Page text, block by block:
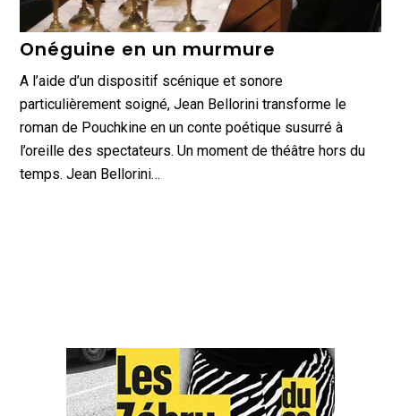
Onéguine en un murmure
A l’aide d’un dispositif scénique et sonore
particulièrement soigné, Jean Bellorini transforme le
roman de Pouchkine en un conte poétique susurré à
l’oreille des spectateurs. Un moment de théâtre hors du
temps. Jean Bellorini…